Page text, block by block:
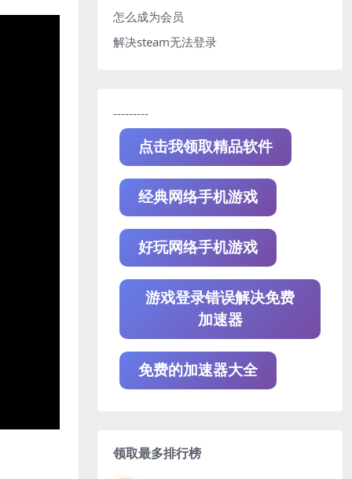
怎么成为会员
解决steam无法登录
---------
点击我领取精品软件
经典网络手机游戏
好玩网络手机游戏
游戏登录错误解决免费
加速器
免费的加速器大全
领取最多排行榜